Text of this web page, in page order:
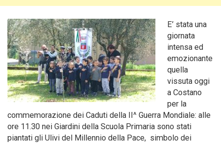
E’ stata una
giornata
intensa ed
emozionante
quella
vissuta oggi
a Costano
per la
commemorazione dei Caduti della II^ Guerra Mondiale: alle
ore 11.30 nei Giardini della Scuola Primaria sono stati
piantati gli Ulivi del Millennio della Pace, simbolo dei